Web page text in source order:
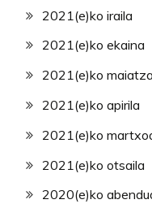
2021(e)ko iraila
2021(e)ko ekaina
2021(e)ko maiatza
2021(e)ko apirila
2021(e)ko
2021(e)ko otsaila
2020(e)ko